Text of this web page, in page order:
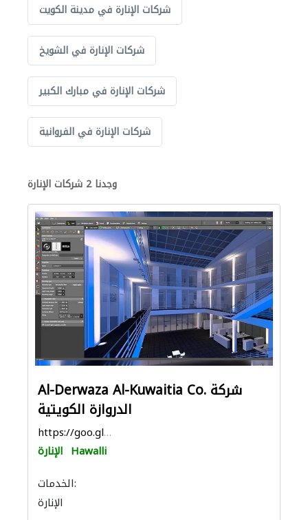
شركات الإنارة في مدينة الكويت
شركات الإنارة في الشويخ
شركات الإنارة في مبارك الكبير
شركات الإنارة في الفروانية
وجدنا 2 شركات الإنارة
Al-Derwaza Al-Kuwaitia Co. شركة
الدروازة الكويتية
https://goo.gl/maps/xjUp8cbdYRoFxDaf9
الإنارة Hawalli
الخدمات:
الإنارة